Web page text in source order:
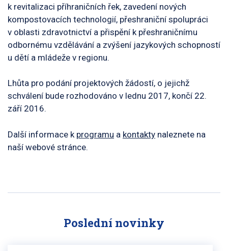
k revitalizaci příhraničních řek, zavedení nových
kompostovacích technologií, přeshraniční spolupráci
v oblasti zdravotnictví a přispění k přeshraničnímu
odbornému vzdělávání a zvýšení jazykových schopností
u dětí a mládeže v regionu.
Lhůta pro podání projektových žádostí, o jejichž
schválení bude rozhodováno v lednu 2017, končí 22.
září 2016.
Další informace k programu a kontakty naleznete na
naší webové stránce.
Poslední novinky